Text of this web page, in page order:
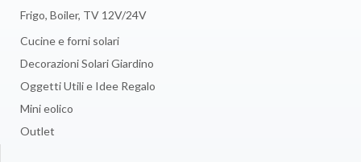
Frigo, Boiler, TV 12V/24V
Cucine e forni solari
Decorazioni Solari Giardino
Oggetti Utili e Idee Regalo
Mini eolico
Outlet